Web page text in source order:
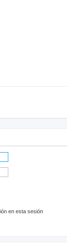
en esta sesión